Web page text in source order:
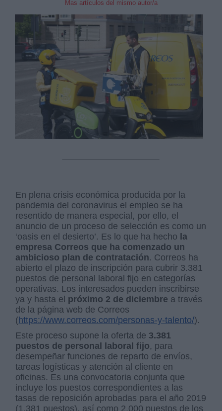
Mas artículos del mismo autor/a
En plena crisis económica producida por la
pandemia del coronavirus el empleo se ha
resentido de manera especial, por ello, el
anuncio de un proceso de selección es como un
‘oasis en el desierto’. Es lo que ha hecho la
empresa Correos que ha comenzado un
ambicioso plan de contratación. Correos ha
abierto el plazo de inscripción para cubrir 3.381
puestos de personal laboral fijo en categorías
operativas. Los interesados pueden inscribirse
ya y hasta el próximo 2 de diciembre a través
de la página web de Correos
(https://www.correos.com/personas-y-talento/).
Este proceso supone la oferta de 3.381
puestos de personal laboral fijo, para
desempeñar funciones de reparto de envíos,
tareas logísticas y atención al cliente en
oficinas. Es una convocatoria conjunta que
incluye los puestos correspondientes a las
tasas de reposición aprobadas para el año 2019
(1.381 puestos), así como 2.000 puestos de los
Información adicional
link